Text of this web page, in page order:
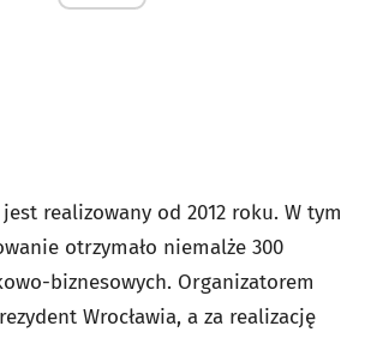
realizowany od 2012 roku. W tym
otrzymało niemalże 300
biznesowych. Organizatorem
Wrocławia, a za realizację